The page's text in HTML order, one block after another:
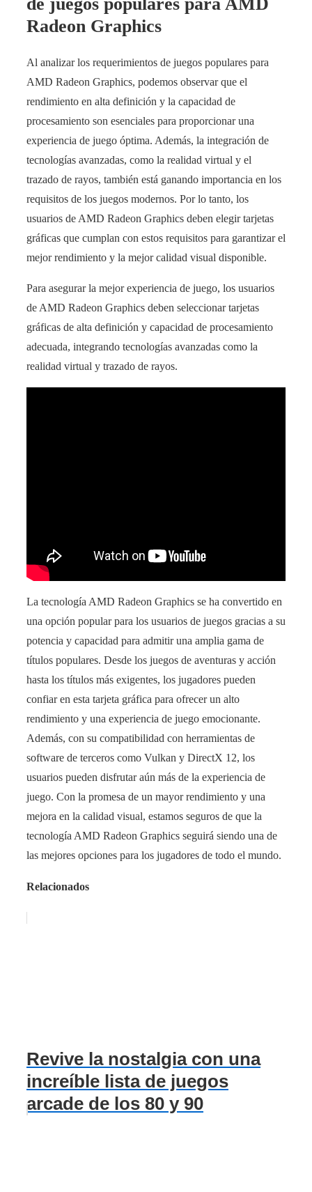
Radeon Graphics
Al analizar los requerimientos de juegos populares para
AMD Radeon Graphics, podemos observar que el
rendimiento en alta definición y la capacidad de
procesamiento son esenciales para proporcionar una
experiencia de juego óptima. Además, la integración de
tecnologías avanzadas, como la realidad virtual y el
trazado de rayos, también está ganando importancia en los
requisitos de los juegos modernos. Por lo tanto, los
usuarios de AMD Radeon Graphics deben elegir tarjetas
gráficas que cumplan con estos requisitos para garantizar el
mejor rendimiento y la mejor calidad visual disponible.
Para asegurar la mejor experiencia de juego, los usuarios
de AMD Radeon Graphics deben seleccionar tarjetas
gráficas de alta definición y capacidad de procesamiento
adecuada, integrando tecnologías avanzadas como la
realidad virtual y trazado de rayos.
La tecnología AMD Radeon Graphics se ha convertido en
una opción popular para los usuarios de juegos gracias a su
potencia y capacidad para admitir una amplia gama de
títulos populares. Desde los juegos de aventuras y acción
hasta los títulos más exigentes, los jugadores pueden
confiar en esta tarjeta gráfica para ofrecer un alto
rendimiento y una experiencia de juego emocionante.
Además, con su compatibilidad con herramientas de
software de terceros como Vulkan y DirectX 12, los
usuarios pueden disfrutar aún más de la experiencia de
juego. Con la promesa de un mayor rendimiento y una
mejora en la calidad visual, estamos seguros de que la
tecnología AMD Radeon Graphics seguirá siendo una de
las mejores opciones para los jugadores de todo el mundo.
Relacionados
Revive la nostalgia con una
increíble lista de juegos
arcade de los 80 y 90